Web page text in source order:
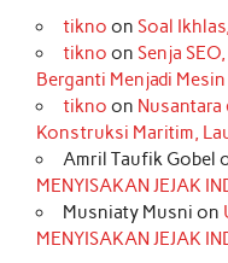
tikno on Soal
tikno on Senja
Berganti Menjadi
tikno on Nusantara
Konstruksi Maritim,
Amril Taufik Gobel
MENYISAKAN JEJAK
Musniaty Musni on
MENYISAKAN JEJAK